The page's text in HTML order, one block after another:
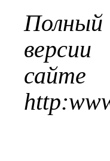
сайте
http: